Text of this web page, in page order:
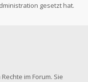
gesetzt hat.
im Forum. Sie